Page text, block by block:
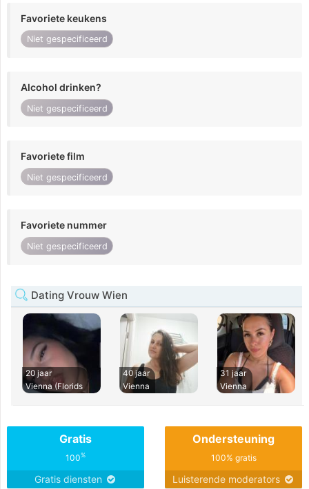
Favoriete keukens
Niet gespecificeerd
Alcohol drinken?
Niet gespecificeerd
Favoriete film
Niet gespecificeerd
Favoriete nummer
Niet gespecificeerd
Dating Vrouw Wien
20 jaar
Vienna (Florids
40 jaar
Vienna
31 jaar
Vienna
Gratis
100%
Gratis diensten
Ondersteuning
100% gratis
Luisterende moderators